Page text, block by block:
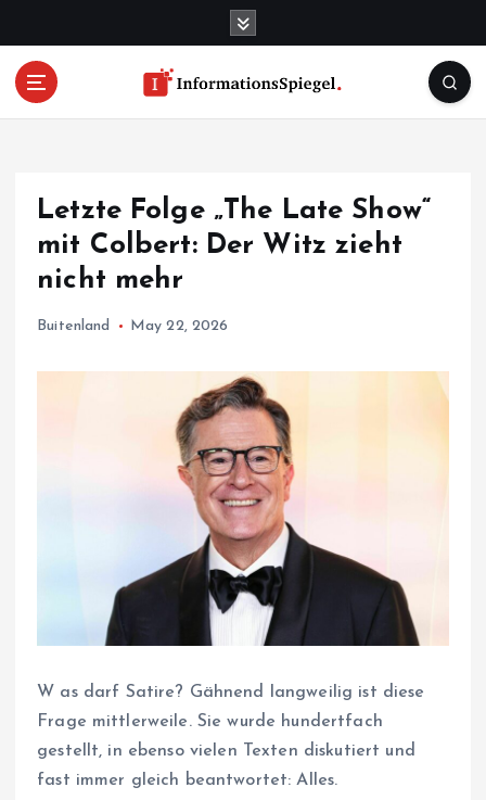
Letzte Folge „The Late Show“
mit Colbert: Der Witz zieht
nicht mehr
Buitenland May 22, 2026
W as darf Satire? Gähnend langweilig ist diese
Frage mittlerweile. Sie wurde hundertfach
gestellt, in ebenso vielen Texten diskutiert und
fast immer gleich beantwortet: Alles.